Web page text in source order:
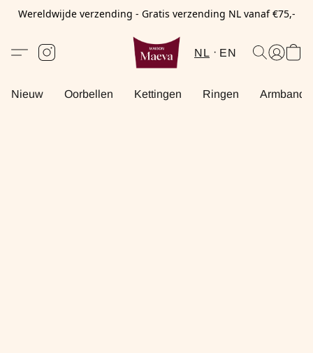
Wereldwijde verzending - Gratis verzending NL vanaf €75,-
NL EN
Nieuw Oorbellen Kettingen Ringen